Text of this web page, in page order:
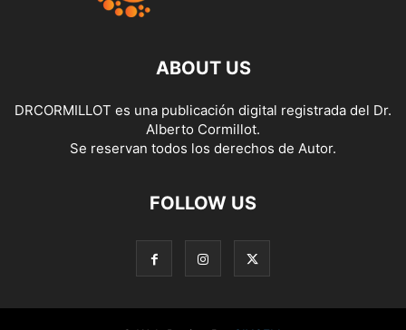
ABOUT US
DRCORMILLOT es una publicación digital registrada del Dr.
Alberto Cormillot.
Se reservan todos los derechos de Autor.
FOLLOW US